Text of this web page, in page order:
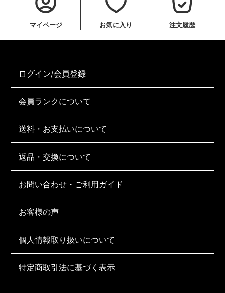
マイページ お気に入り 注文履歴
ログイン/会員登録
会員ランクについて
送料・お支払いについて
返品・交換について
お問い合わせ・ご利用ガイド
お客様の声
個人情報取り扱いについて
特定商取引法に基づく表示